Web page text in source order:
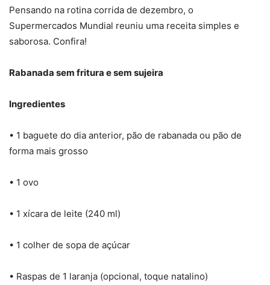
Pensando na rotina corrida de dezembro, o
Supermercados Mundial reuniu uma receita simples e
saborosa. Confira!
Rabanada sem fritura e sem sujeira
Ingredientes
• 1 baguete do dia anterior, pão de rabanada ou pão de
forma mais grosso
• 1 ovo
• 1 xícara de leite (240 ml)
• 1 colher de sopa de açúcar
• Raspas de 1 laranja (opcional, toque natalino)